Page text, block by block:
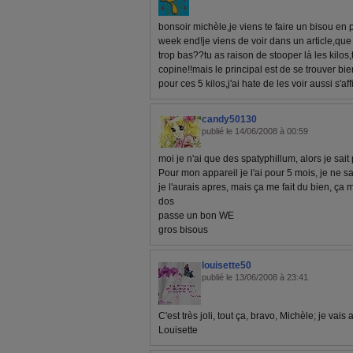
bonsoir michèle,je viens te faire un bisou en
week end!je viens de voir dans un
trop bas??tu as raison de stooper là les
copine!!mais le principal est de se trouver
pour ces 5 kilos,j'ai hate de les voir aussi
candy50130
publié le 14/06/2008 à 00:59
moi je n'ai que des spatyphillum, alors je
Pour mon appareil je l'ai pour 5 mois, je ne
je l'aurais apres, mais ça me fait du bien, ça
dos
passe un bon WE
gros bisous
louisette50
publié le 13/06/2008 à 23:41
C'est très joli, tout ça, bravo, Michèle; je vais
Louisette